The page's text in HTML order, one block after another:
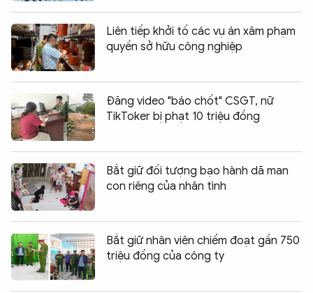
Liên tiếp khởi tố các vụ án xâm phạm
quyền sở hữu công nghiệp
Đăng video "báo chốt" CSGT, nữ
TikToker bị phạt 10 triệu đồng
Bắt giữ đối tượng bạo hành dã man
con riêng của nhân tình
Bắt giữ nhân viên chiếm đoạt gần 750
triệu đồng của công ty